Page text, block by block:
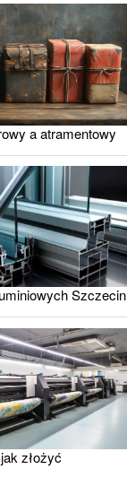
a atramentowy
Szczecin
złożyć